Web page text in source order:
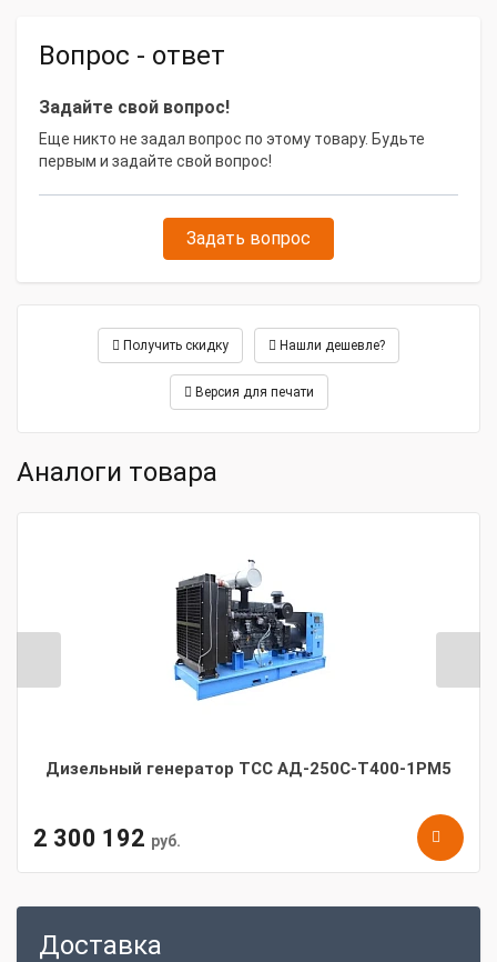
Габаритные размеры и вес
Габариты, мм
Масса, кг
Вопрос - ответ
Задайте свой вопрос!
Еще никто не задал вопрос по этому товару. Будьте
первым и задайте свой вопрос!
Задать вопрос
Получить скидку Нашли дешевле?
Версия для печати
Аналоги товара
Дизельный генератор ТСС АД-250С-Т400-1РМ5
2 300 192 руб.
Доставка